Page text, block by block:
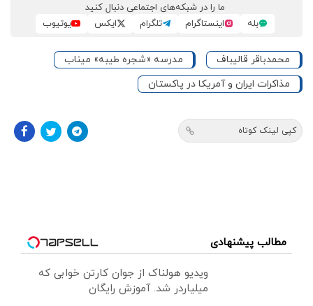
ما را در شبکه‌های اجتماعی دنبال کنید
بله
اینستاگرام تلگرام ایکس یوتیوب
محمدباقر قالیباف
مدرسه «شجره طیبه» میناب
مذاکرات ایران و آمریکا در پاکستان
کپی لینک کوتاه
مطالب پیشنهادی
ویدیو هولناک از جوان کارتن خوابی که
میلیاردر شد. آموزش رایگان